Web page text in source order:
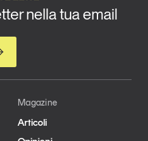
nella tua email
Magazine
Articoli